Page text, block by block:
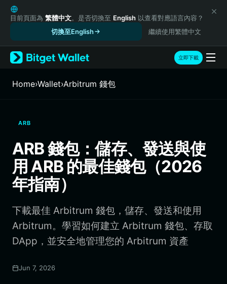
English
日本語
Русский
Español (Latinoamérica)
Türkçe
Italiano
繁體中文
Português (Portugal)
Bahasa Indonesia
ภาษาไทย
हिन्दी
Português (Brasil)
Español (Argentina)
目前頁面為 繁體中文。是否切換至 English 以查看對應語言內容？
切換至English
繼續使用繁體中文
立即下載
Home›Wallet›Arbitrum 錢包
ARB
ARB 錢包：儲存、發送與使
用 ARB 的最佳錢包（2026
年指南）
下載最佳 Arbitrum 錢包，儲存、發送和使用
Arbitrum。學習如何建立 Arbitrum 錢包、存取
DApp，並安全地管理您的 Arbitrum 資產
Jun 7, 2026